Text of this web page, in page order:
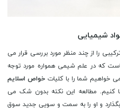
شیمیایی
را از چند منظر مورد بررسی قرار می
که در علم شیمی همواره مورد توجه
خواهیم شما را با کلیات خواص اسلایم
کنیم. مطالعه این نکته بدون شک می
بگذارد و او را به سمت و سویی جدید سوق